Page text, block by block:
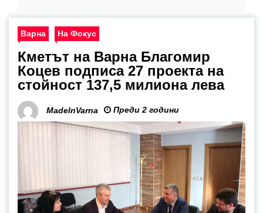
Варна На Фокус
Кметът на Варна Благомир
Коцев подписа 27 проекта на
стойност 137,5 милиона лева
MadeInVarna Преди 2 години